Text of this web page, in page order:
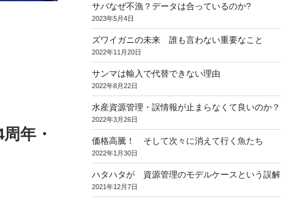
年・
サバなぜ不漁？データは合っているのか?
2023年5月4日
ズワイガニの未来 誰も言わない重要なこと
2022年11月20日
サンマは輸入で代替できない理由
2022年8月22日
水産資源管理・誤情報が止まらなくて良いのか？
2022年3月26日
価格高騰！ そして次々に消えて行く魚たち
2022年1月30日
ハタハタが 資源管理のモデルケースという誤解
2021年12月7日